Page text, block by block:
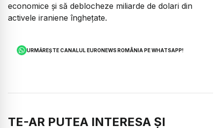
economice și să deblocheze miliarde de dolari din
activele iraniene înghețate.
URMĂREȘTE CANALUL EURONEWS ROMÂNIA PE WHATSAPP!
TE-AR PUTEA INTERESA ȘI